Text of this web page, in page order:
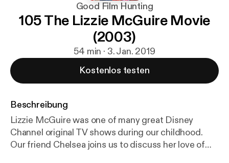
Good Film Hunting
105 The Lizzie McGuire Movie
(2003)
54 min · 3. Jan. 2019
Kostenlos testen
Beschreibung
Lizzie McGuire was one of many great Disney
Channel original TV shows during our childhood.
Our friend Chelsea joins us to discuss her love of